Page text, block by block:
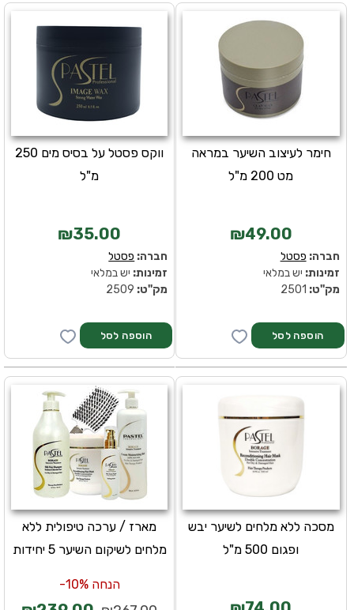
ווקס פסטל על בסיס מים 250
מ"ל
₪35.00
חברה: פסטל
זמינות: יש במלאי
מק''ט:
חימר לעיצוב השיער במראה
מט 200 מ"ל
₪49.00
חברה: פסטל
זמינות: יש במלאי
מק''ט:
מארז / ערכה טיפולית ללא
מלחים לשיקום השיער 5 יחידות
הנחה 10%-
מסכה ללא מלחים לשיער יבש
ופגום 500 מ"ל